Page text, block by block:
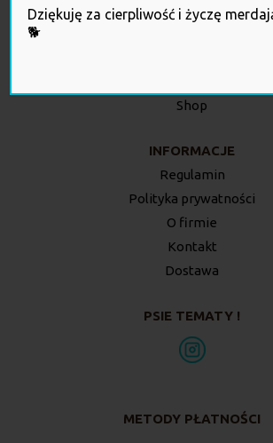
OBSŁUGA KLIENTA
Shop
INFORMACJE
Regulamin
Polityka prywatności
O firmie
Kontakt
Dostawa
PSIE TEMATY !
METODY PŁATNOŚCI
Dziękuję za cierpliwość i życzę
🐕